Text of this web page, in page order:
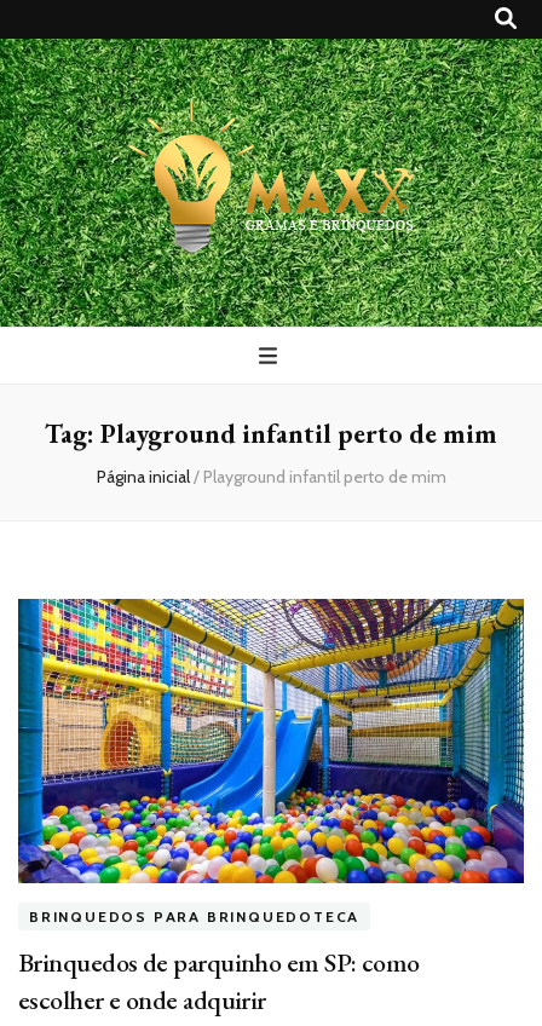
Maxx Gramas
Blog
Tag: Playground infantil perto de mim
Página inicial/ Playground infantil perto de mim
BRINQUEDOS PARA BRINQUEDOTECA
Brinquedos de parquinho em SP: como
escolher e onde adquirir